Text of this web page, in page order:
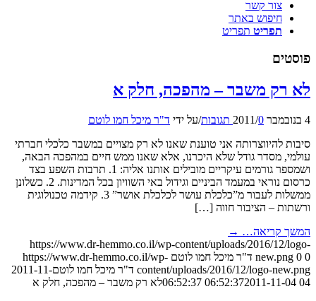
צור קשר
חיפוש באתר
תפריט תפריט
פוסטים
לא רק משבר – מהפכה, חלק א
4 בנובמבר 2011 /0 תגובות /על ידי ד"ר מיכל חמו לוטם
סיבות להיווצרותה אני טוענת שאנו לא רק מצויים במשבר כלכלי חברתי
עולמי, מסדר גודל שלא היכרנו, אלא שאנו ממש חיים במהפכה הבאה,
ושמספר גורמים עיקריים מובילים אותנו אליה: 1. תרבות השפע בצד
כרסום נוראי במעמד הביניים וגידול באי השוויון בכל המדינות. 2. כשלונן
ממשלות לעבור מ”כלכלת עושר לכלכלת אושר” 3. קידמה טכנולוגית
ורשתות – הציבור חווה […]
המשך קריאה… →
https://www.dr-hemmo.co.il/wp-content/uploads/2016/12/logo-
new.png 0 0 ד"ר מיכל חמו לוטם https://www.dr-hemmo.co.il/wp-
content/uploads/2016/12/logo-new.png ד"ר מיכל חמו לוטם2011-11-
04 06:52:37
2011-11-04 06:52:37 לא רק משבר – מהפכה, חלק א